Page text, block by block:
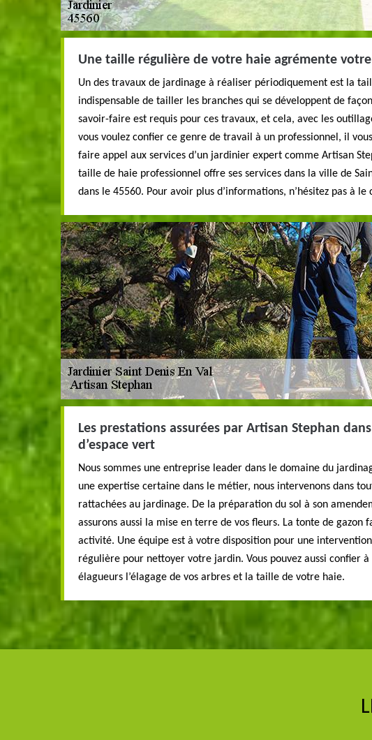
Une taille régulière de votre haie agrémente
Un des travaux de jardinage à réaliser périodiquement est la
indispensable de tailler les branches qui se développent de
savoir-faire est requis pour ces travaux, et cela, avec les
vous voulez confier ce genre de travail à un professionnel, il
faire appel aux services d’un jardinier expert comme Artisan
taille de haie professionnel offre ses services dans la ville de
dans le 45560. Pour avoir plus d’informations, n’hésitez pas à le
Les prestations assurées par Artisan Stephan
d’espace vert
Nous sommes une entreprise leader dans le domaine du
une expertise certaine dans le métier, nous intervenons dans
rattachées au jardinage. De la préparation du sol à son
assurons aussi la mise en terre de vos fleurs. La tonte de gazon
activité. Une équipe est à votre disposition pour une
régulière pour nettoyer votre jardin. Vous pouvez aussi confier
élagueurs l’élagage de vos arbres et la taille de votre haie.